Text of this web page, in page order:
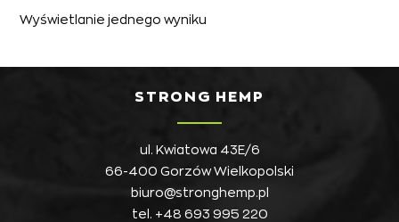
Wyświetlanie jednego wyniku
STRONG HEMP
ul. Kwiatowa 43E/6
66-400 Gorzów Wielkopolski
biuro@stronghemp.pl
tel. +48 693 995 220